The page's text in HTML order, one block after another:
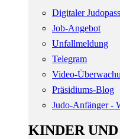
Digitaler Judopass
Job-Angebot
Unfallmeldung
Telegram
Video-
Präsidiums-Blog
Judo-Anfänger -
KINDER